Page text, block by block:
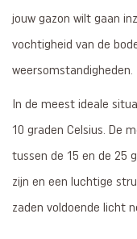
jouw gazon wilt gaan
vochtigheid van de
weersomstandigheden.
In de meest ideale
10 graden Celsius. De
tussen de 15 en de 25
zijn en een luchtige
zaden voldoende licht